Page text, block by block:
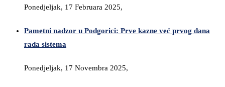
Ponedjeljak, 17 Februara 2025,
Pametni nadzor u Podgorici: Prve kazne već prvog dana
rada sistema
Ponedjeljak, 17 Novembra 2025,